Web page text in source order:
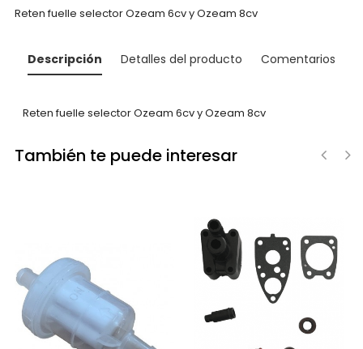
Reten fuelle selector Ozeam 6cv y Ozeam 8cv
Descripción Detalles del producto Comentarios
Reten fuelle selector Ozeam 6cv y Ozeam 8cv
También te puede interesar